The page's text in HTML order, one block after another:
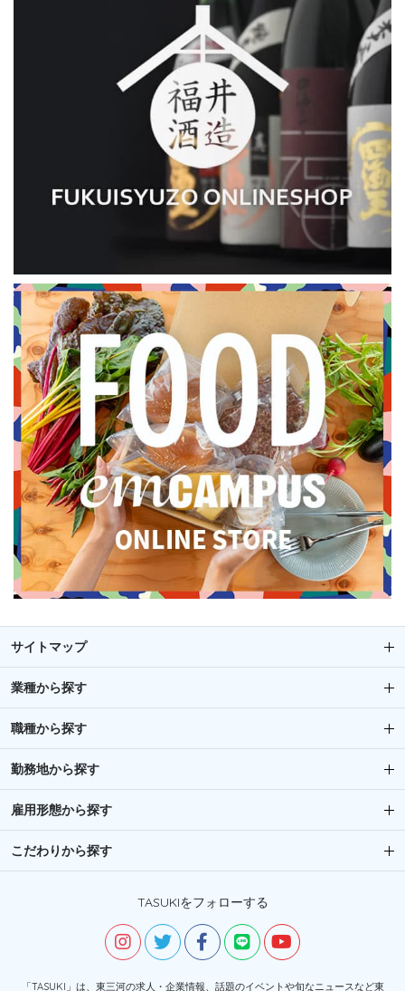
サイトマップ
業種から探す
職種から探す
勤務地から探す
雇用形態から探す
こだわりから探す
TASUKIをフォローする
「TASUKI」は、東三河の求人・企業情報、話題のイベントや旬なニュースなど東